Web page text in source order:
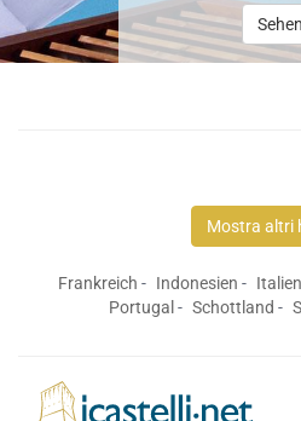
Mostra altri
Frankreich Indonesien Italien
Portugal
Schottland